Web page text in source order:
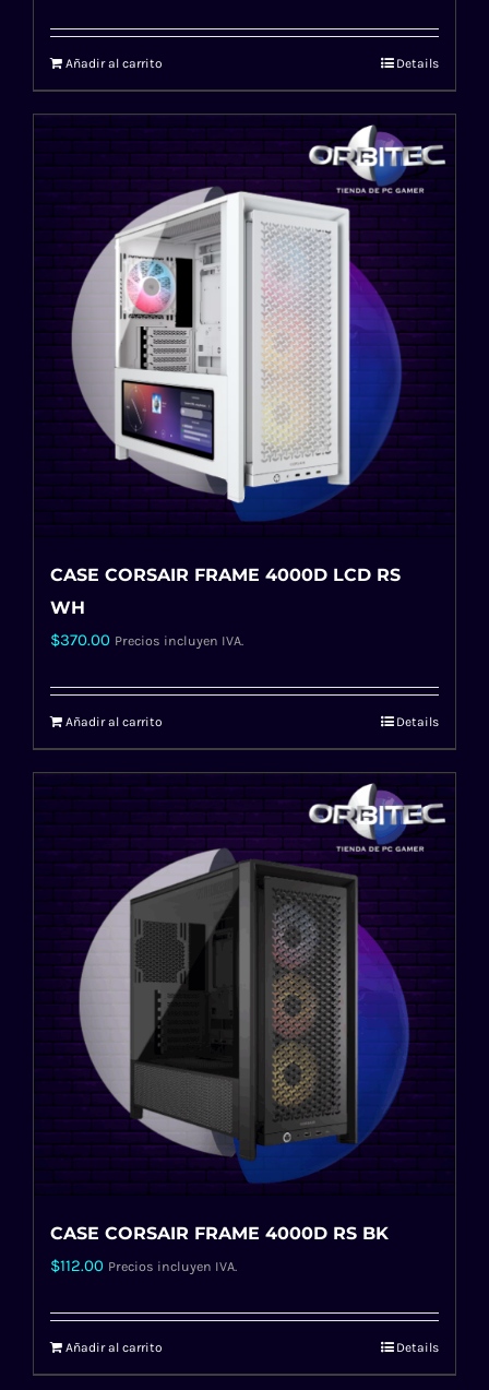
Añadir al carrito Details
CASE CORSAIR FRAME 4000D LCD RS
WH
$370.00 Precios incluyen IVA.
Añadir al carrito Details
CASE CORSAIR FRAME 4000D RS BK
$112.00 Precios incluyen IVA.
Añadir al carrito Details